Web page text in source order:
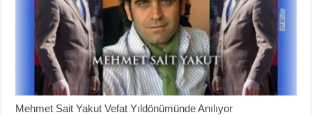
Mehmet Sait Yakut Vefat Yıldönümünde Anılıyor